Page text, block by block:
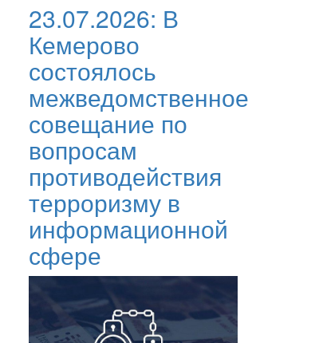
23.07.2026: В
Кемерово
состоялось
межведомственное
совещание по
вопросам
противодействия
терроризму в
информационной
сфере